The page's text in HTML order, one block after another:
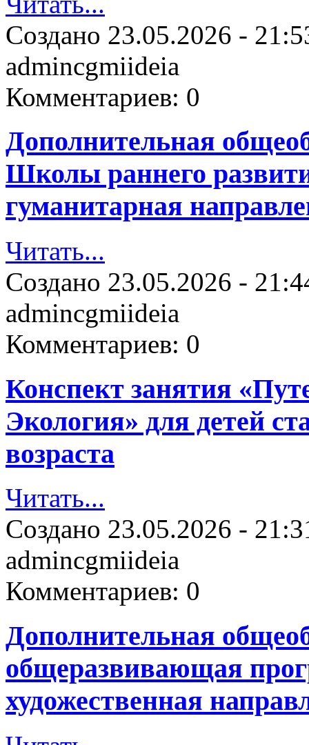
Создано 23.05.2026 -
admincgmiideia
Комментариев: 0
Дополнительная
Школы раннего
гуманитарная
Читать...
Создано 23.05.2026 -
admincgmiideia
Комментариев: 0
Конспект занятия
Экология» для детей
возраста
Читать...
Создано 23.05.2026 -
admincgmiideia
Комментариев: 0
Дополнительная
общеразвивающая
художественная